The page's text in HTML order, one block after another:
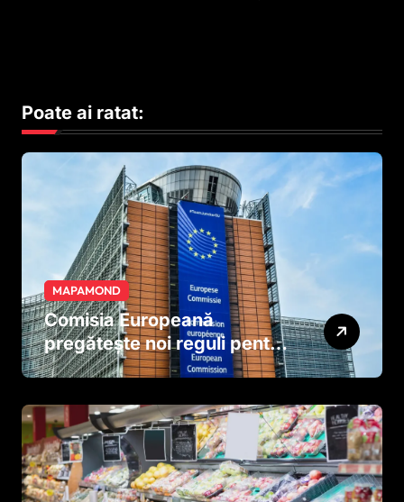
Poate ai ratat:
MAPAMOND
Comisia Europeană
pregătește noi reguli pentru
tutun și țigările electronice